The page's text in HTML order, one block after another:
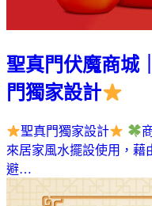
聖真門伏魔商城
門獨家設計
聖真門獨家設計
來居家風水擺設使用，藉
避…